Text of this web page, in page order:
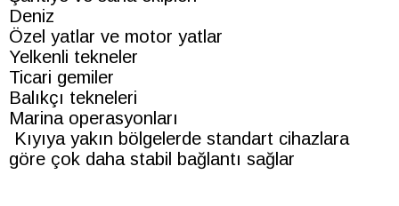
Deniz
Özel yatlar ve motor yatlar
Yelkenli tekneler
Ticari gemiler
Balıkçı tekneleri
Marina operasyonları
Kıyıya yakın bölgelerde standart cihazlara
göre çok daha stabil bağlantı sağlar